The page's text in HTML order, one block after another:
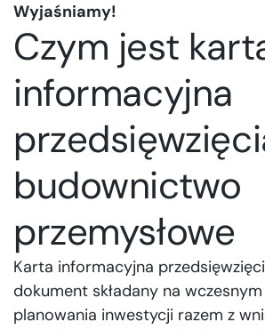
Wyjaśniamy!
Czym jest
informacyjna
budownictwo
przemysłowe
Karta informacyjna
dokument składany na
planowania inwestycji razem z